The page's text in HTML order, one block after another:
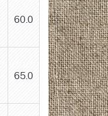
60.0
65.0